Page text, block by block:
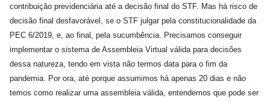
contribuição previdenciária até a decisão final do STF. Mas há risco de
decisão final desfavorável, se o STF julgar pela constitucionalidade da
PEC 6/2019, e, ao final, pela sucumbência. Precisamos conseguir
implementar o sistema de Assembleia Virtual válida para decisões
dessa natureza, tendo em vista não termos data para o fim da
pandemia. Por ora, até porque assumimos há apenas 20 dias e não
temos como realizar uma assembleia válida, entendemos que pode ser